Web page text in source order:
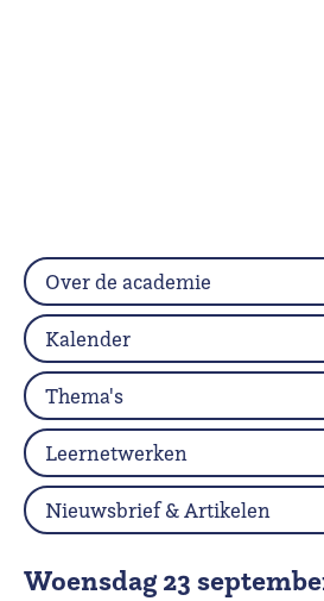
woensdag 23
Over de academie
Kalender
Thema's
Leernetwerken
Nieuwsbrief & Artikelen